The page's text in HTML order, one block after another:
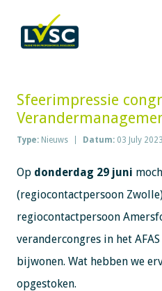
Sfeerimpressie
Type: Nieuws Datum: 03 July 2023
Op donderdag 29 juni
(regiocontactpersoon
regiocontactpersoon
verandercongres in het
bijwonen. Wat hebben we
opgestoken.